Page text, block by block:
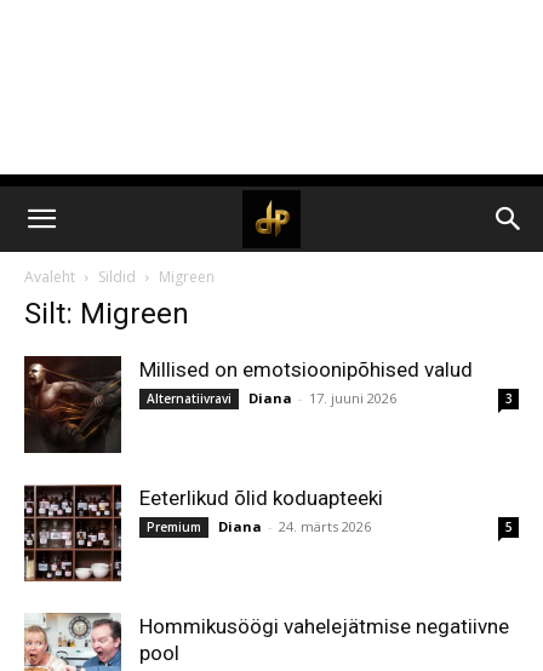
Avaleht Sildid Migreen
Silt: Migreen
Millised on emotsioonipõhised valud
Alternatiivravi Diana - 17. juuni 2026 3
Eeterlikud õlid koduapteeki
Premium Diana - 24. märts 2026 5
Hommikusöögi vahelejätmise negatiivne
pool